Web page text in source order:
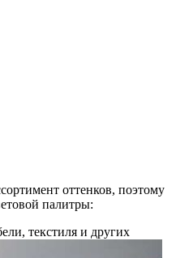
оттенков, поэтому
палитры:
текстиля и других